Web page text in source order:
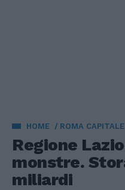
HOME ROMA CAPITALE
Regione
monstre.
miliardi